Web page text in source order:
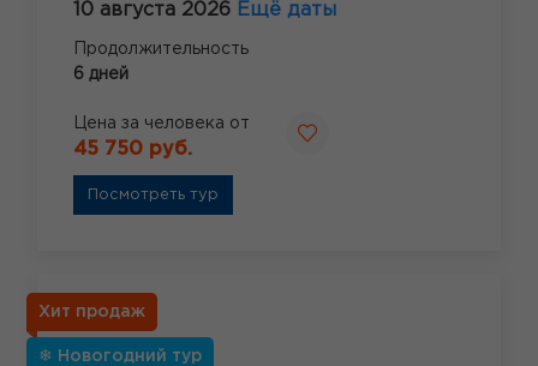
10 августа 2026 Ещё даты
Продолжительность
6 дней
Цена за человека от
45 750 руб.
Посмотреть тур
Хит продаж
❄ Новогодний тур